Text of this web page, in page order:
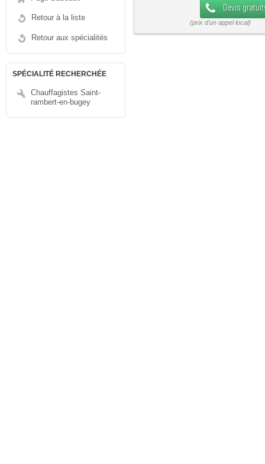
Retour à la liste
Retour aux spécialités
SPÉCIALITÉ RECHERCHÉE
Chauffagistes Saint-
rambert-en-bugey
Devis